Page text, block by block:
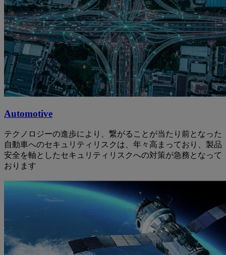
Automotive
テクノロジーの進歩により、繋がることが当たり前となった
自動車へのセキュリティリスクは、年々高まっており、製品
安全を軸としたセキュリティリスクへの対策が急務となって
おります